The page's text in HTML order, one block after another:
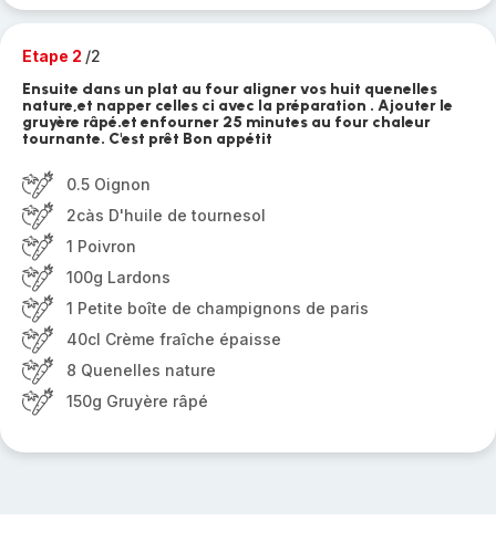
Etape 2 /2
Ensuite dans un plat au four aligner vos huit quenelles
nature,et napper celles ci avec la préparation . Ajouter le
gruyère râpé.et enfourner 25 minutes au four chaleur
tournante. C'est prêt Bon appétit
0.5 Oignon
2càs D'huile de tournesol
1 Poivron
100g Lardons
1 Petite boîte de champignons de paris
40cl Crème fraîche épaisse
8 Quenelles nature
150g Gruyère râpé